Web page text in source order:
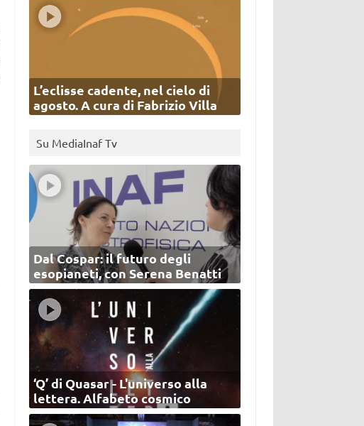
L’eclisse cadente, nel cielo di
agosto. A cura di Fabrizio Villa
Su MediaInaf Tv
Dal Cospar: il futuro degli
esopianeti, con Serena Benatti
‘Q’ di Quasar - L'universo alla
lettera. Alfabeto cosmico